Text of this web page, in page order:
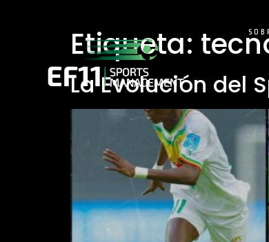
Etiqueta:
La Evolución del